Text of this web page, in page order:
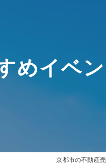
めイベ
京都市の不動産